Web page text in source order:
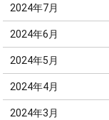
2024年7月
2024年6月
2024年5月
2024年4月
2024年3月